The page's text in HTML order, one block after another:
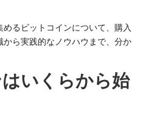
るビットコインについて、購入
ら実践的なノウハウまで、分か
いくらから始